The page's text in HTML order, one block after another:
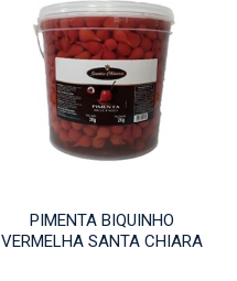
PIMENTA BIQUINHO
VERMELHA SANTA CHIARA